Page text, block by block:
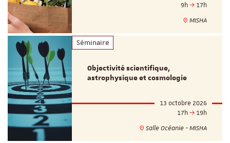
9h
17h
MISHA
Séminaire
Objectivité scientifique,
astrophysique et cosmologie
13 octobre 2026
17h
19h
Salle Océanie - MISHA